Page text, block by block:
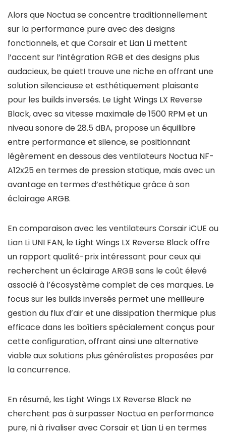
Alors que Noctua se concentre traditionnellement
sur la performance pure avec des designs
fonctionnels, et que Corsair et Lian Li mettent
l’accent sur l’intégration RGB et des designs plus
audacieux, be quiet! trouve une niche en offrant une
solution silencieuse et esthétiquement plaisante
pour les builds inversés. Le Light Wings LX Reverse
Black, avec sa vitesse maximale de 1500 RPM et un
niveau sonore de 28.5 dBA, propose un équilibre
entre performance et silence, se positionnant
légèrement en dessous des ventilateurs Noctua NF-
A12x25 en termes de pression statique, mais avec un
avantage en termes d’esthétique grâce à son
éclairage ARGB.
En comparaison avec les ventilateurs Corsair iCUE ou
Lian Li UNI FAN, le Light Wings LX Reverse Black offre
un rapport qualité-prix intéressant pour ceux qui
recherchent un éclairage ARGB sans le coût élevé
associé à l’écosystème complet de ces marques. Le
focus sur les builds inversés permet une meilleure
gestion du flux d’air et une dissipation thermique plus
efficace dans les boîtiers spécialement conçus pour
cette configuration, offrant ainsi une alternative
viable aux solutions plus généralistes proposées par
la concurrence.
En résumé, les Light Wings LX Reverse Black ne
cherchent pas à surpasser Noctua en performance
pure, ni à rivaliser avec Corsair et Lian Li en termes